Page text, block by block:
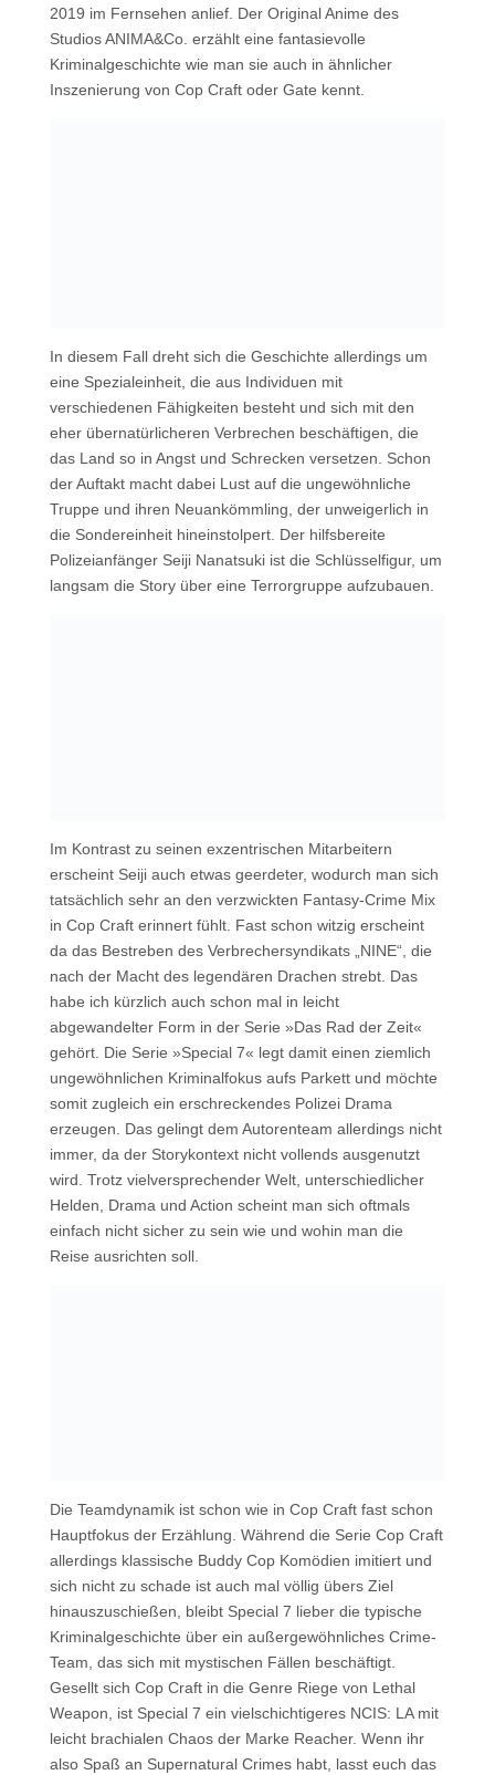
2019 im Fernsehen anlief. Der Original Anime des
Studios ANIMA&Co. erzählt eine fantasievolle
Kriminalgeschichte wie man sie auch in ähnlicher
Inszenierung von Cop Craft oder Gate kennt.
In diesem Fall dreht sich die Geschichte allerdings um
eine Spezialeinheit, die aus Individuen mit
verschiedenen Fähigkeiten besteht und sich mit den
eher übernatürlicheren Verbrechen beschäftigen, die
das Land so in Angst und Schrecken versetzen. Schon
der Auftakt macht dabei Lust auf die ungewöhnliche
Truppe und ihren Neuankömmling, der unweigerlich in
die Sondereinheit hineinstolpert. Der hilfsbereite
Polizeianfänger Seiji Nanatsuki ist die Schlüsselfigur, um
langsam die Story über eine Terrorgruppe aufzubauen.
Im Kontrast zu seinen exzentrischen Mitarbeitern
erscheint Seiji auch etwas geerdeter, wodurch man sich
tatsächlich sehr an den verzwickten Fantasy-Crime Mix
in Cop Craft erinnert fühlt. Fast schon witzig erscheint
da das Bestreben des Verbrechersyndikats „NINE“, die
nach der Macht des legendären Drachen strebt. Das
habe ich kürzlich auch schon mal in leicht
abgewandelter Form in der Serie »Das Rad der Zeit«
gehört. Die Serie »Special 7« legt damit einen ziemlich
ungewöhnlichen Kriminalfokus aufs Parkett und möchte
somit zugleich ein erschreckendes Polizei Drama
erzeugen. Das gelingt dem Autorenteam allerdings nicht
immer, da der Storykontext nicht vollends ausgenutzt
wird. Trotz vielversprechender Welt, unterschiedlicher
Helden, Drama und Action scheint man sich oftmals
einfach nicht sicher zu sein wie und wohin man die
Reise ausrichten soll.
Die Teamdynamik ist schon wie in Cop Craft fast schon
Hauptfokus der Erzählung. Während die Serie Cop Craft
allerdings klassische Buddy Cop Komödien imitiert und
sich nicht zu schade ist auch mal völlig übers Ziel
hinauszuschießen, bleibt Special 7 lieber die typische
Kriminalgeschichte über ein außergewöhnliches Crime-
Team, das sich mit mystischen Fällen beschäftigt.
Gesellt sich Cop Craft in die Genre Riege von Lethal
Weapon, ist Special 7 ein vielschichtigeres NCIS: LA mit
leicht brachialen Chaos der Marke Reacher. Wenn ihr
also Spaß an Supernatural Crimes habt, lasst euch das